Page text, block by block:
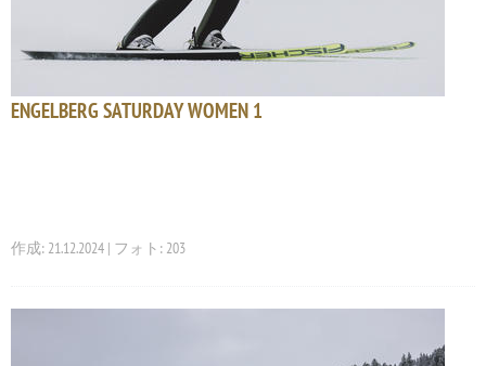
ENGELBERG SATURDAY WOMEN 1
作成: 21.12.2024 | フォト: 203